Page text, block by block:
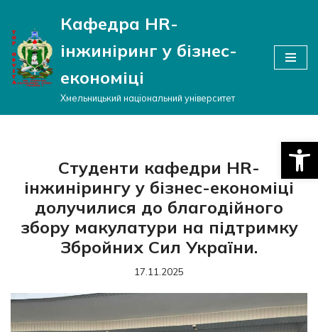
Перейти
до
вмісту
Кафедра HR-
інжиніринг у бізнес-
економіці
Хмельницький національний університет
Студенти кафедри HR-
інжинірингу у бізнес-економіці
долучилися до благодійного
збору макулатури на підтримку
Збройних Сил України.
17.11.2025